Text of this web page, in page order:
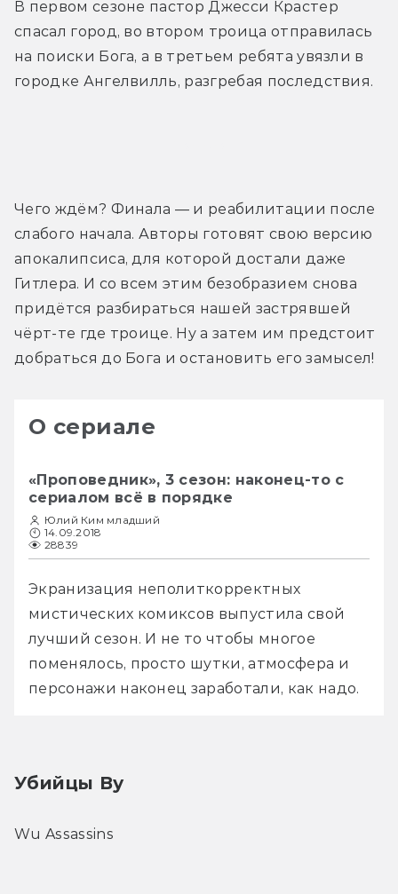
В первом сезоне пастор Джесси Крастер
спасал город, во втором троица отправилась
на поиски Бога, а в третьем ребята увязли в
городке Ангелвилль, разгребая последствия.
Чего ждём? Финала — и реабилитации после
слабого начала. Авторы готовят свою версию
апокалипсиса, для которой достали даже
Гитлера. И со всем этим безобразием снова
придётся разбираться нашей застрявшей
чёрт-те где троице. Ну а затем им предстоит
добраться до Бога и остановить его замысел!
О сериале
«Проповедник», 3 сезон: наконец-то с
сериалом всё в порядке
Юлий Ким младший
14.09.2018
28839
Экранизация неполиткорректных
мистических комиксов выпустила свой
лучший сезон. И не то чтобы многое
поменялось, просто шутки, атмосфера и
персонажи наконец заработали, как надо.
Убийцы Ву
Wu Assassins